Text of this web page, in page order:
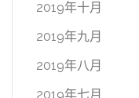
2019年十月
2019年九月
2019年八月
2019年七月